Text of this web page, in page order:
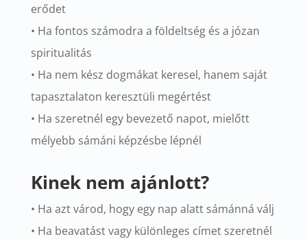
erődet
• Ha fontos számodra a földeltség és a józan
spiritualitás
• Ha nem kész dogmákat keresel, hanem saját
tapasztalaton keresztüli megértést
• Ha szeretnél egy bevezető napot, mielőtt
mélyebb sámáni képzésbe lépnél
Kinek nem ajánlott?
• Ha azt várod, hogy egy nap alatt sámánná válj
• Ha beavatást vagy különleges címet szeretnél